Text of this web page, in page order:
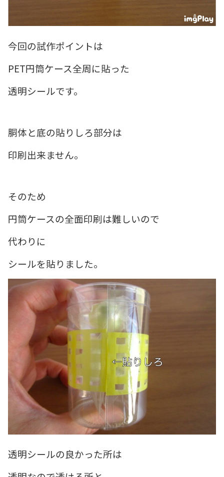
今回の試作ポイントは
PET円筒ケース全周に貼った
透明シールです。
胴体と底の貼りしろ部分は
印刷出来ません。
そのため
円筒ケースの全面印刷は難しいので
代わりに
シールを貼りました。
透明シールの良かった所は